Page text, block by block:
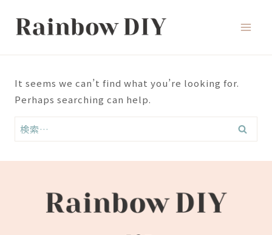
It seems we can’t find what you’re looking for.
Perhaps searching can help.
検
索: